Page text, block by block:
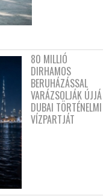
80 MILLIÓ
DIRHAMOS
BERUHÁZÁSSAL
VARÁZSOLJÁK ÚJJÁ
DUBAI TÖRTÉNELMI
VÍZPARTJÁT